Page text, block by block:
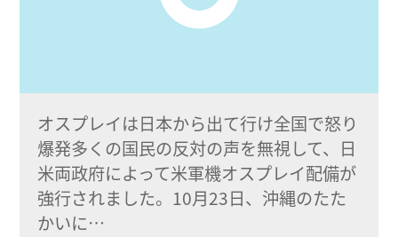
オスプレイは日本から出て行け全国で怒り
爆発多くの国民の反対の声を無視して、日
米両政府によって米軍機オスプレイ配備が
強行されました。10月23日、沖縄のたた
かいに…